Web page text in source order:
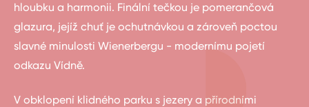
hloubku a harmonii. Finální tečkou je pomerančová
glazura, jejíž chuť je ochutnávkou a zároveň poctou
slavné minulosti Wienerbergu - modernímu pojetí
odkazu Vídně.
V obklopení klidného parku s jezery a přírodními